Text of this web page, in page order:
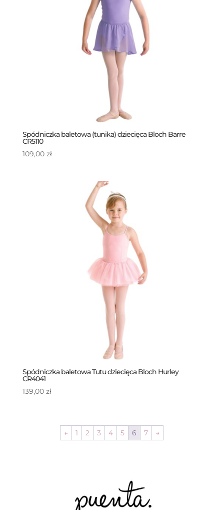
Spódniczka baletowa (tunika) dziecięca Bloch Barre
CR5110
109,00 zł
Spódniczka baletowa Tutu dziecięca Bloch Hurley
CR4041
139,00 zł
← 1 2 3 4 5 6 7 →